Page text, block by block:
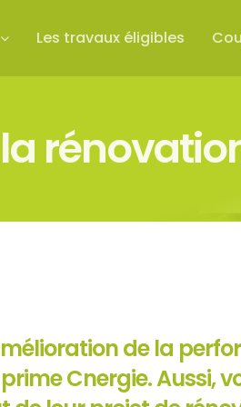
Les travaux éligibles
de la
Cnergie. Aussi,